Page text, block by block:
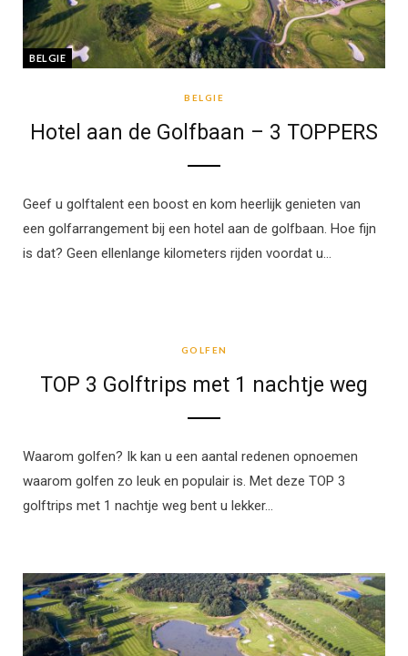
BELGIE
BELGIE
Hotel aan de Golfbaan – 3 TOPPERS
Geef u golftalent een boost en kom heerlijk genieten van
een golfarrangement bij een hotel aan de golfbaan. Hoe fijn
is dat? Geen ellenlange kilometers rijden voordat u…
GOLFEN
TOP 3 Golftrips met 1 nachtje weg
Waarom golfen? Ik kan u een aantal redenen opnoemen
waarom golfen zo leuk en populair is. Met deze TOP 3
golftrips met 1 nachtje weg bent u lekker…